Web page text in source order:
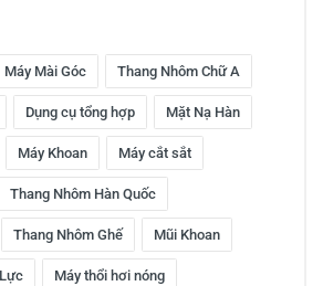
Máy Mài Góc Thang Nhôm Chữ A
Dụng cụ tổng hợp Mặt Nạ Hàn
Máy Khoan Máy cắt sắt
Thang Nhôm Hàn Quốc
Thang Nhôm Ghế Mũi Khoan
Máy thổi hơi nóng